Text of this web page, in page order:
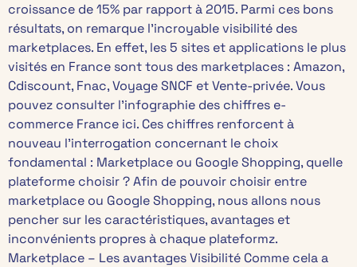
croissance de 15% par rapport à 2015. Parmi ces bons
résultats, on remarque l’incroyable visibilité des
marketplaces. En effet, les 5 sites et applications le plus
visités en France sont tous des marketplaces : Amazon,
Cdiscount, Fnac, Voyage SNCF et Vente-privée. Vous
pouvez consulter l’infographie des chiffres e-
commerce France ici. Ces chiffres renforcent à
nouveau l’interrogation concernant le choix
fondamental : Marketplace ou Google Shopping, quelle
plateforme choisir ? Afin de pouvoir choisir entre
marketplace ou Google Shopping, nous allons nous
pencher sur les caractéristiques, avantages et
inconvénients propres à chaque plateformz.
Marketplace – Les avantages Visibilité Comme cela a